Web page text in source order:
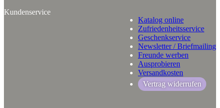
Kundenservice
Katalog online
Zufriedenheitsservice
Geschenkservice
Newsletter / Briefmailing
Freunde werben
Ausprobieren
Versandkosten
Vertrag widerrufen